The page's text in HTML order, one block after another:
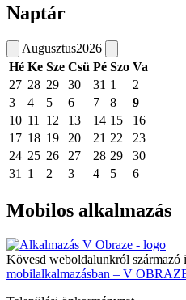
Naptár
Augusztus2026
Hé Ke Sze Csü Pé Szo Va
27 28 29 30 31 1
2
3
4 5 6 7 8
9
10 11 12 13 14 15
16
17 18 19 20 21 22
23
24 25 26 27 28 29
30
31
1 2 3 4 5 6
Mobilos alkalmazás
Kövesd weboldalunkról származó
mobilalkalmazásban – V